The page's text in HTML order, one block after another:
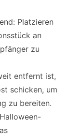
Platzieren
an
zu
entfernt ist,
schicken, um
zu bereiten.